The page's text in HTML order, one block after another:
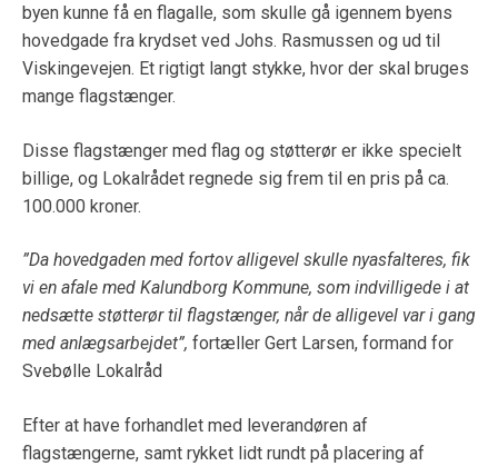
byen kunne få en flagalle, som skulle gå igennem byens
hovedgade fra krydset ved Johs. Rasmussen og ud til
Viskingevejen. Et rigtigt langt stykke, hvor der skal bruges
mange flagstænger.
Disse flagstænger med flag og støtterør er ikke specielt
billige, og Lokalrådet regnede sig frem til en pris på ca.
100.000 kroner.
”Da hovedgaden med fortov alligevel skulle nyasfalteres, fik
vi en afale med Kalundborg Kommune, som indvilligede i at
nedsætte støtterør til flagstænger, når de alligevel var i gang
med anlægsarbejdet”, fortæller Gert Larsen, formand for
Svebølle Lokalråd
Efter at have forhandlet med leverandøren af
flagstængerne, samt rykket lidt rundt på placering af